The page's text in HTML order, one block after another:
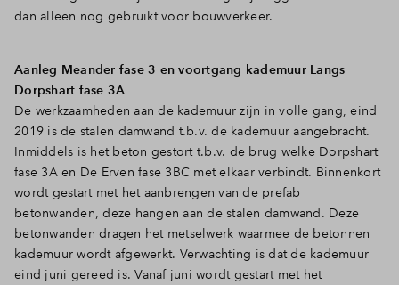
dan alleen nog gebruikt voor bouwverkeer.
Aanleg Meander fase 3 en voortgang kademuur Langs
Dorpshart fase 3A
De werkzaamheden aan de kademuur zijn in volle gang, eind
2019 is de stalen damwand t.b.v. de kademuur aangebracht.
Inmiddels is het beton gestort t.b.v. de brug welke Dorpshart
fase 3A en De Erven fase 3BC met elkaar verbindt. Binnenkort
wordt gestart met het aanbrengen van de prefab
betonwanden, deze hangen aan de stalen damwand. Deze
betonwanden dragen het metselwerk waarmee de betonnen
kademuur wordt afgewerkt. Verwachting is dat de kademuur
eind juni gereed is. Vanaf juni wordt gestart met het